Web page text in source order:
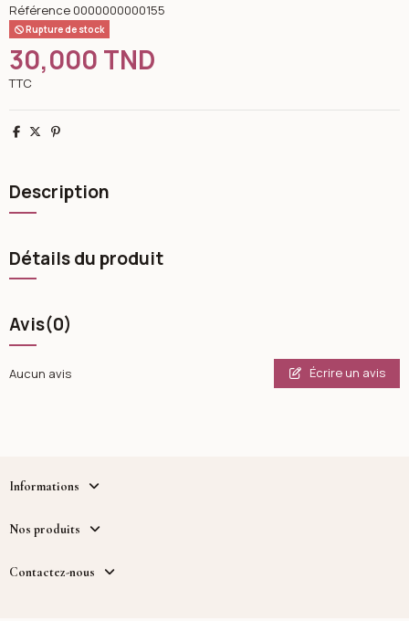
Référence 0000000000155
Rupture de stock
30,000 TND
TTC
Partager
TweetPinterest
Description
Détails du produit
Avis(0)
Aucun avis Écrire un avis
Informations
Nos produits
Contactez-nous